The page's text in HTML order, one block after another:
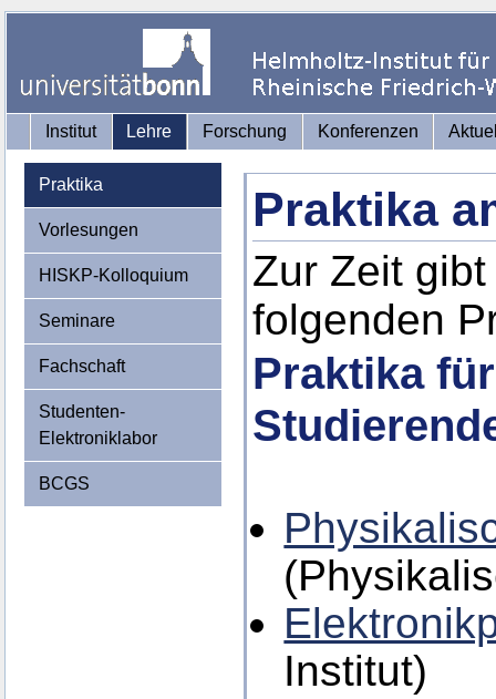
Institut Lehre Forschung Konferenzen
Praktika
Vorlesungen
HISKP-Kolloquium
Seminare
Fachschaft
Studenten-
Elektroniklabor
BCGS
Praktika
Zur Zeit
folgenden
Praktika
Institut)